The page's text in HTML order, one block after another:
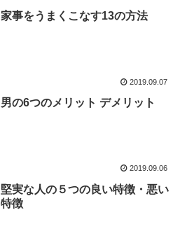
家事をうまくこなす13の方法
2019.09.07
男の6つのメリット デメリット
2019.09.06
堅実な人の５つの良い特徴・悪い
特徴